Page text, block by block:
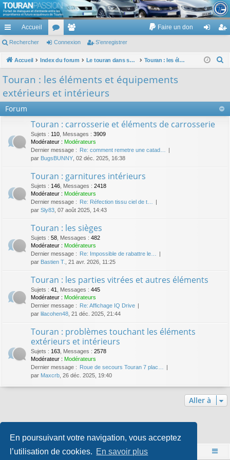
En poursuivant votre navigation, vous acceptez
l’utilisation de cookies. En savoir plus
TouranPassion
Le forum des propriétaires ou futurs acquéreurs du Volkswagen Touran
cc
ès
Accueil
or
u
e
m
es
Faire un don
ne nr
Rechercher Connexion S’enregistrer
Accueil Index du forum Le touran dans ses versions I (V1 V2 V3) et II ... Touran : les éléments et équipements extérieurs et intérieurs
r
Touran : les éléments et équipements
extérieurs et intérieurs
Forum
Touran : carrosserie et éléments de carrosserie
Sujets : 110 Messages : 3909
Modérateur : Modérateurs
Dernier message : Re: comment remetre une catad…
par BugsBUNNY , 02 déc. 2025, 16:38
Touran : garnitures intérieurs
Sujets : 146 Messages : 2418
Modérateur : Modérateurs
Dernier message : Re: Réfection tissu ciel de t…
par Sly83 , 07 août 2025, 14:43
Touran : les sièges
Sujets : 58 Messages : 482
Modérateur : Modérateurs
Dernier message : Re: Impossible de rabattre le…
par Bastien T. , 21 avr. 2026, 11:25
Touran : les parties vitrées et autres éléments
Sujets : 41 Messages : 445
Modérateur : Modérateurs
Dernier message : Re: Affichage IQ Drive
par lilacohen48 , 21 déc. 2025, 21:44
Touran : problèmes touchant les éléments
extérieurs et intérieurs
Sujets : 163 Messages : 2578
Modérateur : Modérateurs
Dernier message : Roue de secours Touran 7 plac…
par Maxcrb , 26 déc. 2025, 19:40
Aller à
Qui est en ligne
Utilisateurs parcourant ce forum : Aucun utilisateur enregistré et 1 invité
Accueil Index du forum